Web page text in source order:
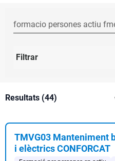
Filtrar
Resultats (44)
TMVG03 Manteniment
i elèctrics CONFORCAT